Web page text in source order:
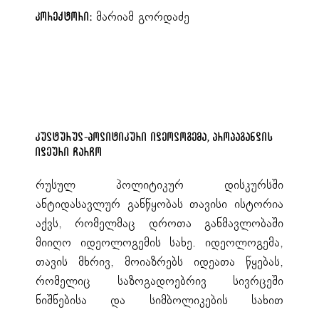
კორექტორი:მარიამ გორდაძე
კულტურულ-პოლიტიკური იდეოლოგემა, პროპაგანდის
იდეური ჩარჩო
რუსულ პოლიტიკურ დისკურსში
ანტიდასავლურ განწყობას თავისი ისტორია
აქვს, რომელმაც დროთა განმავლობაში
მიიღო იდეოლოგემის სახე. იდეოლოგემა,
თავის მხრივ, მოიაზრებს იდეათა წყებას,
რომელიც საზოგადოებრივ სივრცეში
ნიშნებისა და სიმბოლიკების სახით